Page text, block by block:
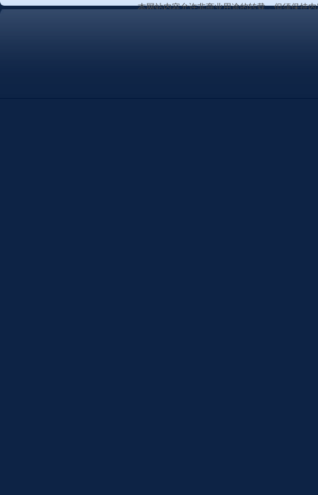
本网站内容允许非商业用途的转载，但须保持